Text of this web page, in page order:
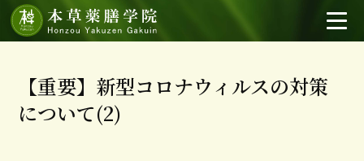
【重要】新型コロナウィルスの対策
について(2)